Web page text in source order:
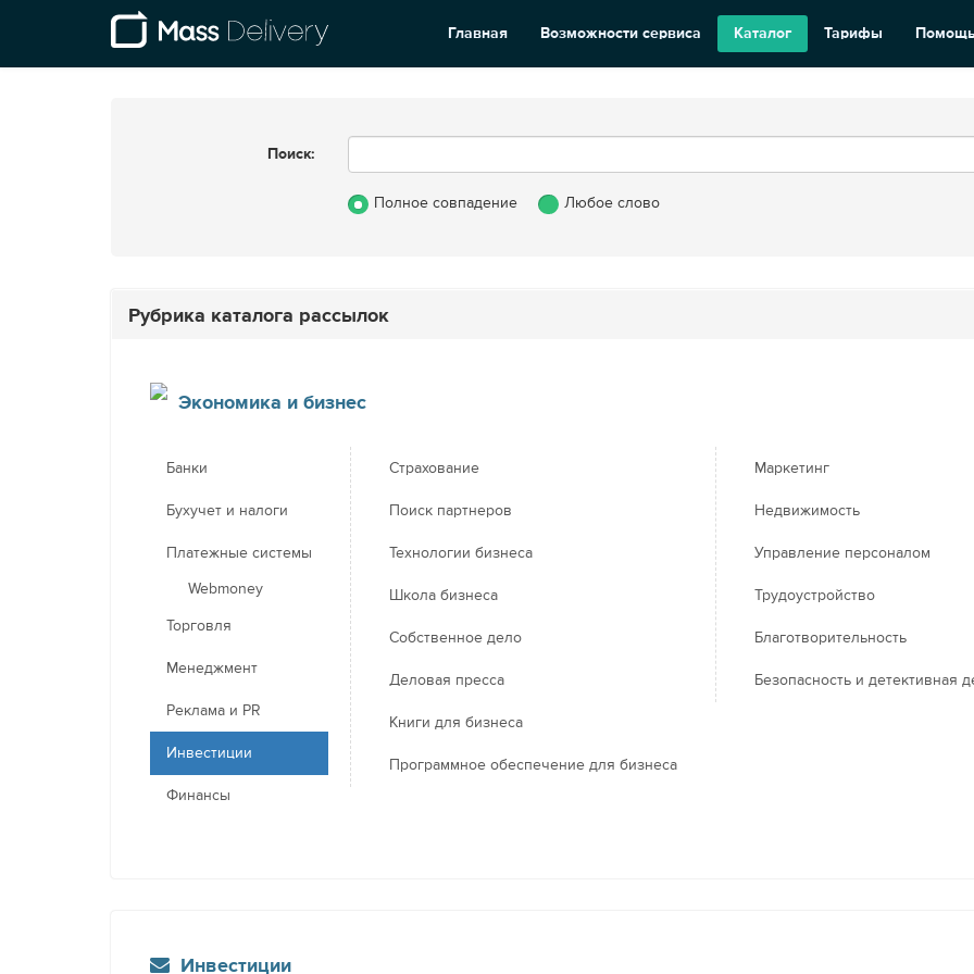
Главная Возможности сервиса Каталог Тарифы
Поиск:
Полное совпадение Любое слово
Рубрика каталога рассылок
Экономика и бизнес
Банки
Бухучет и налоги
Платежные системы
Webmoney
Торговля
Менеджмент
Реклама и PR
Инвестиции
Финансы
Страхование
Поиск партнеров
Технологии бизнеса
Школа бизнеса
Собственное дело
Деловая пресса
Книги для бизнеса
Программное обеспечение для бизнеса
Маркетинг
Недвижимость
Управление персоналом
Трудоустройство
Благотворительность
Безопасность и детективная
Инвестиции